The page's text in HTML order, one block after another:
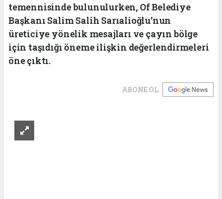
temennisinde bulunulurken, Of Belediye
Başkanı Salim Salih Sarıalioğlu’nun
üreticiye yönelik mesajları ve çayın bölge
için taşıdığı öneme ilişkin değerlendirmeleri
öne çıktı.
ABONE OL